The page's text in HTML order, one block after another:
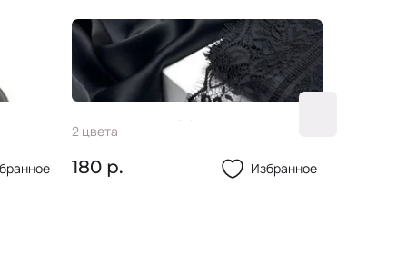
Кружево #004 13см
2 цвета
180 р. Избранное